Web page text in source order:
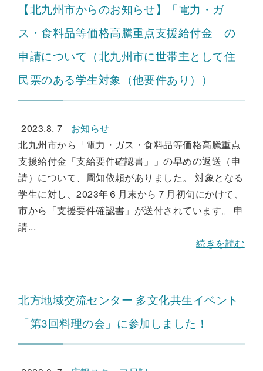
【北九州市からのお知らせ】「電力・ガ
ス・食料品等価格高騰重点支援給付金」の
申請について（北九州市に世帯主として住
民票のある学生対象（他要件あり））
2023.8. 7
お知らせ
北九州市から「電力・ガス・食料品等価格高騰重点
支援給付金「支給要件確認書」」の早めの返送（申
請）について、周知依頼がありました。 対象となる
学生に対し、2023年６月末から７月初旬にかけて、
市から「支援要件確認書」が送付されています。 申
請...
続きを読む
北方地域交流センター 多文化共生イベント
「第3回料理の会」に参加しました！